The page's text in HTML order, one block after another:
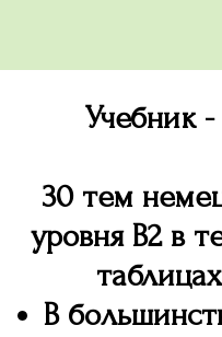
Учебник
30 тем
уровня В2 в
В